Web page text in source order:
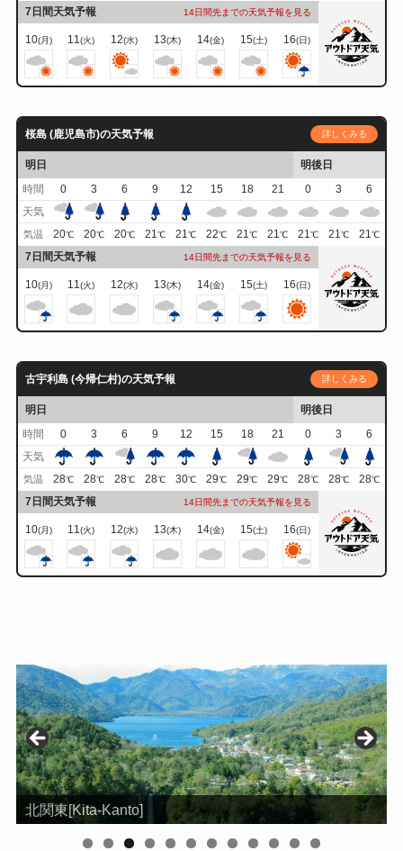
7日間天気予報 14日間先までの天気予報を見る
10(月) 11(火) 12(水) 13(木) 14(金) 15(土) 16(日)
桜島 (鹿児島市)の天気予報 詳しくみる
明日
明後日
時間
0 3 6 9 12 15 18 21 0 3
6
天気
気温 20℃ 20℃ 20℃ 21℃ 21℃ 22℃ 21℃ 21℃ 21℃ 21℃ 21℃
7日間天気予報 14日間先までの天気予報を見る
10(月) 11(火) 12(水) 13(木) 14(金) 15(土) 16(日)
古宇利島 (今帰仁村)の天気予報 詳しくみる
明日
明後日
時間
0 3 6 9 12 15 18 21 0 3
6
天気
気温 28℃ 28℃ 28℃ 28℃ 30℃ 29℃ 29℃ 29℃ 28℃ 28℃ 28℃
7日間天気予報 14日間先までの天気予報を見る
10(月) 11(火) 12(水) 13(木) 14(金) 15(土) 16(日)
北関東[Kita-Kanto]